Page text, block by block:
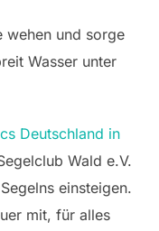
wehen und sorge
Wasser unter
Deutschland in
Wald e.V.
einsteigen.
mit, für alles